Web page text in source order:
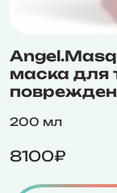
маска для
200 мл
8100₽